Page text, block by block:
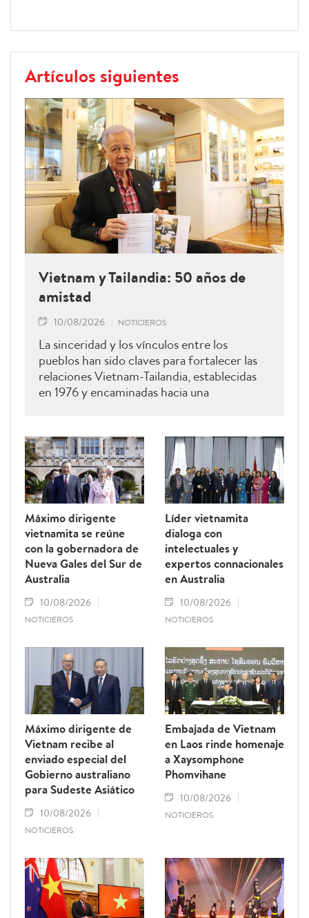
Artículos siguientes
Vietnam y Tailandia: 50 años de
amistad
10/08/2026 NOTICIEROS
La sinceridad y los vínculos entre los
pueblos han sido claves para fortalecer las
relaciones Vietnam-Tailandia, establecidas
en 1976 y encaminadas hacia una
Máximo dirigente
vietnamita se reúne
con la gobernadora de
Nueva Gales del Sur de
Australia
10/08/2026
NOTICIEROS
Líder vietnamita
dialoga con
intelectuales y
expertos connacionales
en Australia
10/08/2026
NOTICIEROS
Máximo dirigente de
Vietnam recibe al
enviado especial del
Gobierno australiano
para Sudeste Asiático
10/08/2026
NOTICIEROS
Embajada de Vietnam
en Laos rinde homenaje
a Xaysomphone
Phomvihane
10/08/2026
NOTICIEROS